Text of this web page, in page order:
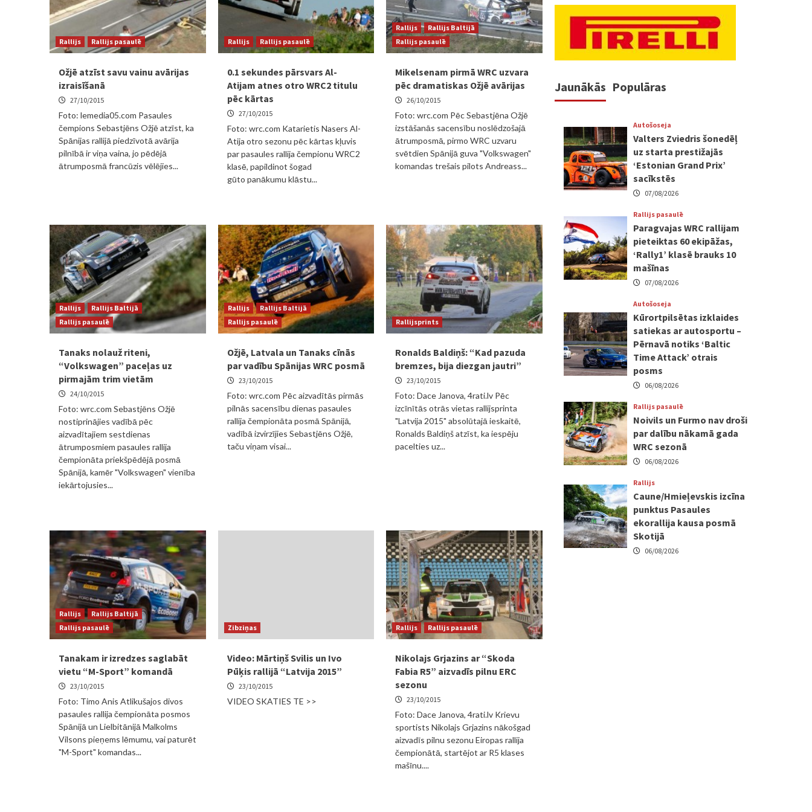
Rallijs Rallijs pasaulē
Ožjē atzīst savu vainu avārijas
izraisīšanā
27/10/2015
Foto: lemedia05.com Pasaules
čempions Sebastjēns Ožjē atzīst, ka
Spānijas rallijā piedzīvotā avārija
pilnībā ir viņa vaina, jo pēdējā
ātrumposmā francūzis vēlējies...
Rallijs Rallijs pasaulē
0.1 sekundes pārsvars Al-
Atijam atnes otro WRC2 titulu
pēc kārtas
27/10/2015
Foto: wrc.com Katarietis Nasers Al-
Atija otro sezonu pēc kārtas kļuvis
par pasaules rallija čempionu WRC2
klasē, papildinot šogad
gūto panākumu klāstu...
Rallijs
Rallijs Baltijā
Rallijs pasaulē
Mikelsenam pirmā WRC uzvara
pēc dramatiskas Ožjē avārijas
26/10/2015
Foto: wrc.com Pēc Sebastjēna Ožjē
izstāšanās sacensību noslēdzošajā
ātrumposmā, pirmo WRC uzvaru
svētdien Spānijā guva "Volkswagen"
komandas trešais pilots Andreass...
Rallijs
Rallijs Baltijā
Rallijs pasaulē
Tanaks nolauž riteni,
“Volkswagen” paceļas uz
pirmajām trim vietām
24/10/2015
Foto: wrc.com Sebastjēns Ožjē
nostiprinājies vadībā pēc
aizvadītajiem sestdienas
ātrumposmiem pasaules rallija
čempionāta priekšpēdējā posmā
Spānijā, kamēr "Volkswagen" vienība
iekārtojusies...
Rallijs
Rallijs Baltijā
Rallijs pasaulē
Ožjē, Latvala un Tanaks cīnās
par vadību Spānijas WRC posmā
23/10/2015
Foto: wrc.com Pēc aizvadītās pirmās
pilnās sacensību dienas pasaules
rallija čempionāta posmā Spānijā,
vadībā izvirzījies Sebastjēns Ožjē,
taču viņam visai...
Rallijsprints
Ronalds Baldiņš: “Kad pazuda
bremzes, bija diezgan jautri”
23/10/2015
Foto: Dace Janova, 4rati.lv Pēc
izcīnītās otrās vietas rallijsprinta
"Latvija 2015" absolūtajā ieskaitē,
Ronalds Baldiņš atzīst, ka iespēju
pacelties uz...
Rallijs
Rallijs Baltijā
Rallijs pasaulē
Tanakam ir izredzes saglabāt
vietu “M-Sport” komandā
23/10/2015
Foto: Timo Anis Atlikušajos divos
pasaules rallija čempionāta posmos
Spānijā un Lielbitānijā Malkolms
Vilsons pieņems lēmumu, vai paturēt
"M-Sport" komandas...
Zibziņas
Video: Mārtiņš Svilis un Ivo
Pūķis rallijā “Latvija 2015”
23/10/2015
VIDEO SKATIES TE >>
Rallijs Rallijs pasaulē
Nikolajs Grjazins ar “Skoda
Fabia R5” aizvadīs pilnu ERC
sezonu
23/10/2015
Foto: Dace Janova, 4rati.lv Krievu
sportists Nikolajs Grjazins nākošgad
aizvadīs pilnu sezonu Eiropas rallija
čempionātā, startējot ar R5 klases
mašīnu....
Jaunākās Populāras
Autošoseja
Valters Zviedris šonedēļ
uz starta prestižajās
‘Estonian Grand Prix’
sacīkstēs
07/08/2026
Rallijs pasaulē
Paragvajas WRC rallijam
pieteiktas 60 ekipāžas,
‘Rally1’ klasē brauks 10
mašīnas
07/08/2026
Autošoseja
Kūrortpilsētas izklaides
satiekas ar autosportu –
Pērnavā notiks ‘Baltic
Time Attack’ otrais
posms
06/08/2026
Rallijs pasaulē
Noivils un Furmo nav droši
par dalību nākamā gada
WRC sezonā
06/08/2026
Rallijs
Caune/Hmieļevskis izcīna
punktus Pasaules
ekorallija kausa posmā
Skotijā
06/08/2026